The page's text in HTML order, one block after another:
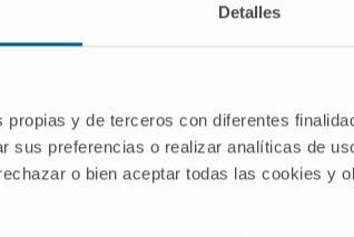
Detalles
propias y de terceros con diferentes
sus preferencias o realizar analíticas de
o bien aceptar todas las cookies y
Wilhelm Scheele lo aisló del zumo de
cuando el acetil-CoA se
el epónimo?
bioquímica prefieren nombres
"ciclo de Krebs" persiste por